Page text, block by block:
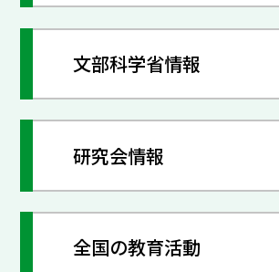
文部科学省情報
研究会情報
全国の教育活動